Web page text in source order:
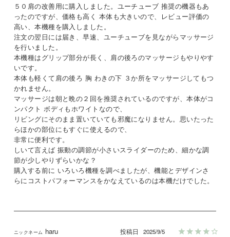
５０肩の改善用に購入しました。ユーチューブ 推奨の機器もあ
ったのですが、価格も高く 本体も大きいので、レビュー評価の
高い、本機種を購入しました。
注文の翌日には届き、早速、ユーチューブを見ながらマッサージ
を行いました。
本機種はグリップ部分が長く、肩の後ろのマッサージもやりやす
いです。
本体も軽くて肩の後ろ 胸 わきの下 ３か所をマッサージしてもつ
かれません。
マッサージは朝と晩の２回を推奨されているのですが、本体がコ
ンパクト ボディもホワイトなので、
リビングにそのまま置いていても邪魔になりません。思いたった
らほかの部位にもすぐに使えるので、
非常に便利です。
しいて言えば 振動の調節が小さいスライダーのため、細かな調
節が少しやりずらいかな？
購入する前に いろいろ機種を調べましたが、機能とデザインさ
らにコストパフォーマンスをかなえているのは本機だけでした。
haru 投稿日 2025/9/5